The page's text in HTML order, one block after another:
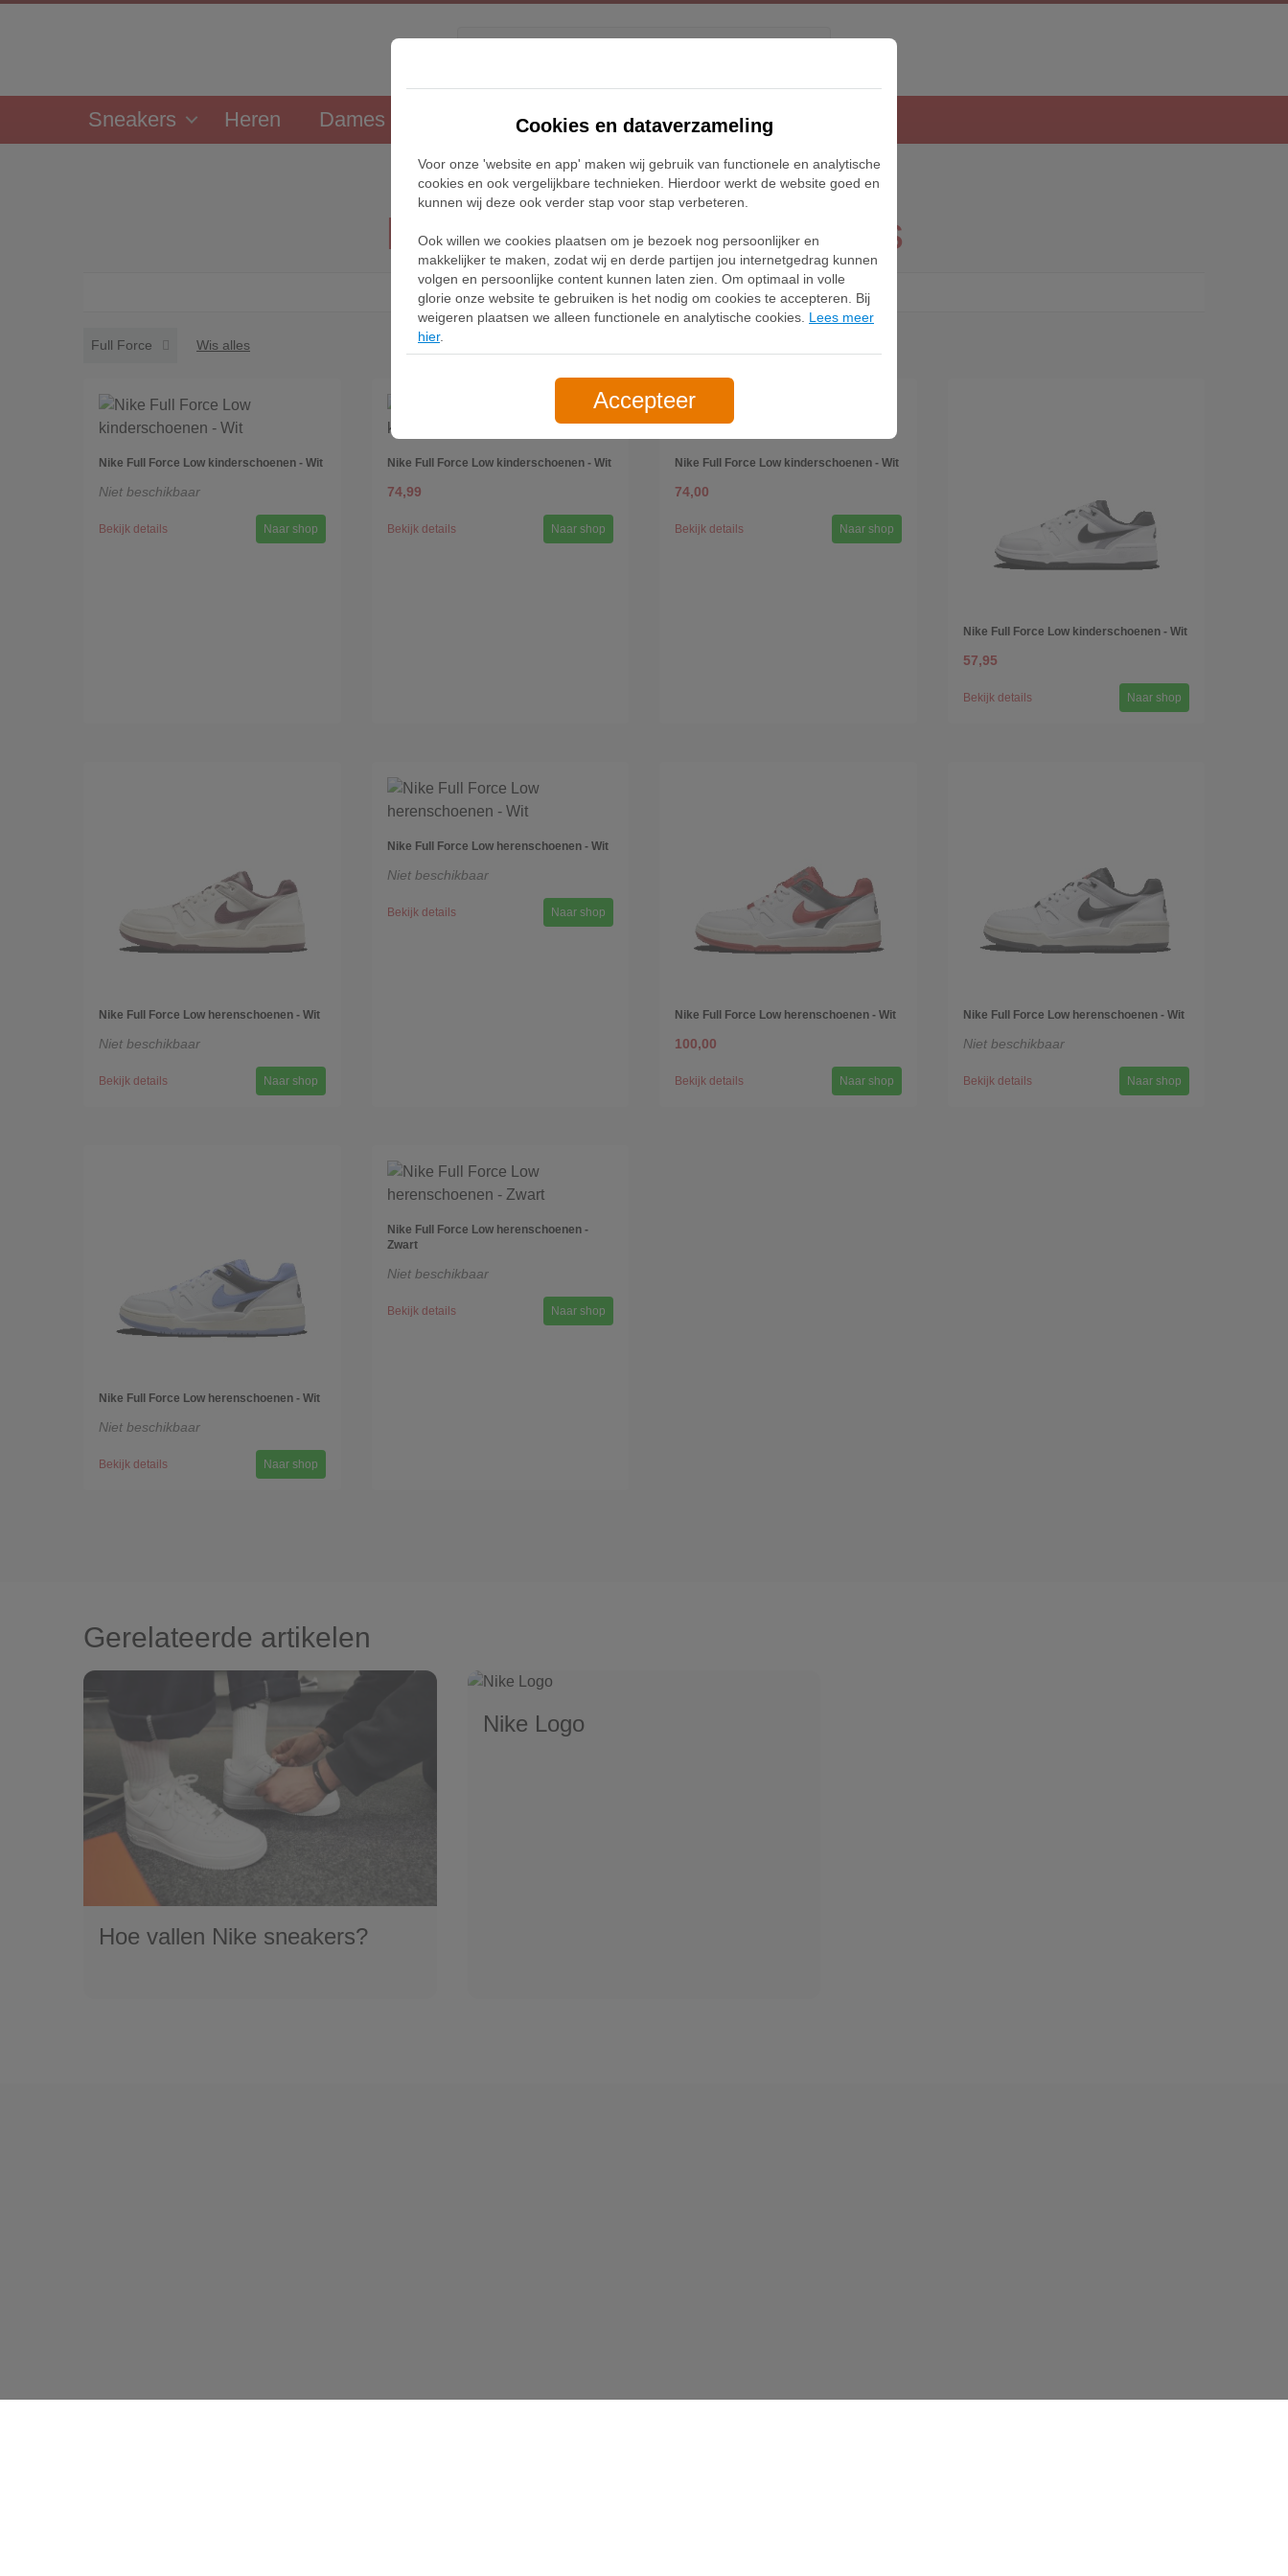
Sneakers Heren Dames Releases Blog
Home Nike Full Force Sneakers
Nike Full Force Sneakers
Filter
Full Force Wis alles
Nike Full Force Low kinderschoenen - Wit
Niet beschikbaar
Bekijk details Naar shop
Nike Full Force Low kinderschoenen - Wit
74,99
Bekijk details Naar shop
Nike Full Force Low kinderschoenen - Wit
74,00
Bekijk details Naar shop
Nike Full Force Low kinderschoenen - Wit
57,95
Bekijk details Naar shop
Nike Full Force Low herenschoenen - Wit
Niet beschikbaar
Bekijk details Naar shop
Nike Full Force Low herenschoenen - Wit
Niet beschikbaar
Bekijk details Naar shop
Nike Full Force Low herenschoenen - Wit
100,00
Bekijk details Naar shop
Nike Full Force Low herenschoenen - Wit
Niet beschikbaar
Bekijk details Naar shop
Nike Full Force Low herenschoenen - Wit
Niet beschikbaar
Bekijk details Naar shop
Nike Full Force Low herenschoenen -
Zwart
Niet beschikbaar
Bekijk details Naar shop
Gerelateerde artikelen
Hoe vallen Nike sneakers?
Nike Logo
Cookies en dataverzameling
Voor onze 'website en app' maken wij gebruik van functionele en analytische
cookies en ook vergelijkbare technieken. Hierdoor werkt de website goed en
kunnen wij deze ook verder stap voor stap verbeteren.
Ook willen we cookies plaatsen om je bezoek nog persoonlijker en
makkelijker te maken, zodat wij en derde partijen jou internetgedrag kunnen
volgen en persoonlijke content kunnen laten zien. Om optimaal in volle
glorie onze website te gebruiken is het nodig om cookies te accepteren. Bij
weigeren plaatsen we alleen functionele en analytische cookies. Lees meer
hier.
Accepteer